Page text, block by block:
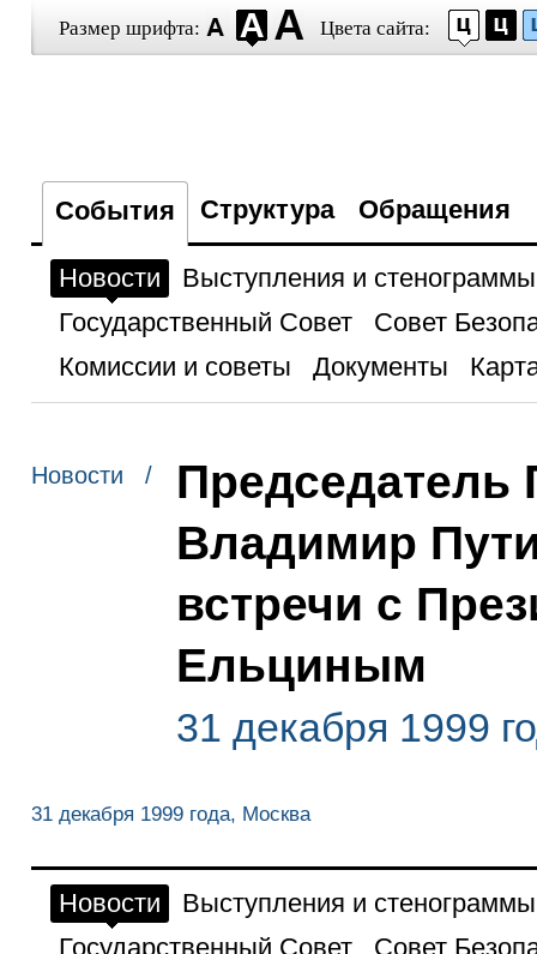
Размер шрифта: Цвета сайта:
События Структура Обращения
Новости
Выступления и стенограммы
Государственный Совет
Совет
Комиссии и советы
Документы
Новости /
Председатель
Владимир
встречи с
Ельциным
31 декабря 1999
31 декабря 1999 года, Москва
Новости
Выступления и стенограммы
Государственный Совет
Совет